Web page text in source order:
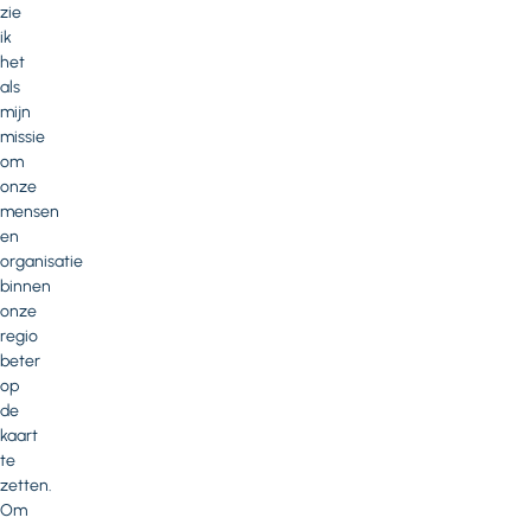
zie
ik
het
als
mijn
missie
om
onze
mensen
en
organisatie
binnen
onze
regio
beter
op
de
kaart
te
zetten.
Om